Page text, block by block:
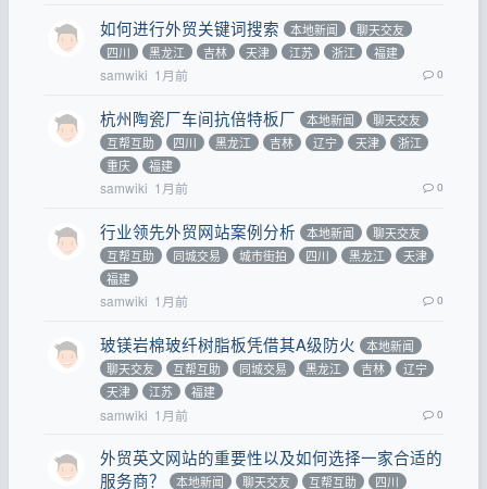
如何进行外贸关键词搜索 本地新闻
聊天交友
四川
黑龙江 吉林 天津 江苏 浙江 福建
samwiki 1月前 0
杭州陶瓷厂车间抗倍特板厂 本地新闻
聊天交友
互帮互助
四川 黑龙江 吉林 辽宁 天津
浙江
重庆
福建
samwiki 1月前 0
行业领先外贸网站案例分析 本地新闻
聊天交友
互帮互助
同城交易 城市街拍 四川 黑龙江
天津
福建
samwiki 1月前 0
玻镁岩棉玻纤树脂板凭借其A级防火
本地新闻
聊天交友
互帮互助 同城交易 黑龙江 吉林
辽宁
天津
江苏 福建
samwiki 1月前 0
外贸英文网站的重要性以及如何选择一家合适的
服务商？
本地新闻 聊天交友 互帮互助 四川